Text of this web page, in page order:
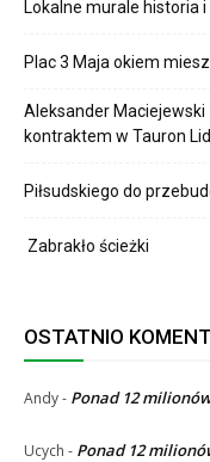
Lokalne murale historia
Plac 3 Maja okiem
Aleksander
kontraktem w Tauron
Piłsudskiego do
Zabrakło ścieżki
OSTATNIO
Andy- Ponad 12
Ucych - Ponad 12